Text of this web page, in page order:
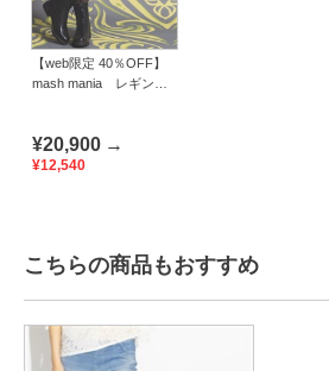
【web限定 40％OFF】
mash mania レギンス
¥20,900 →
¥12,540
こちらの商品もおすすめ